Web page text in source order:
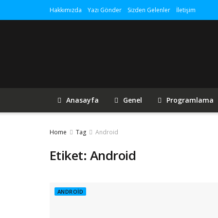
Hakkımızda Yazı Gönder Sizden Gelenler İletişim
Anasayfa Genel Programlama
Home Tag Android
Etiket: Android
ANDROID